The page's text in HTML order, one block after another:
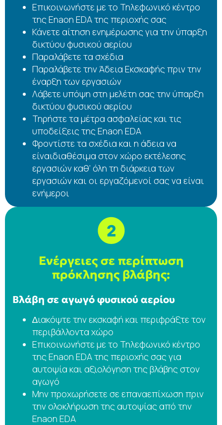
Επικοινωνήστε με το Τηλεφωνικό κέντρο
της Enaon EDA της περιοχής σας
Κάνετε αίτηση ενημέρωσης για την ύπαρξη
δικτύου φυσικού αερίου
Παραλάβετε τα σχέδια
Παραλάβετε την Άδεια Εκσκαφής πριν την
έναρξη των εργασιών
Λάβετε υπόψη στη μελέτη σας την ύπαρξη
δικτύου φυσικού αερίου
Τηρήστε τα μέτρα ασφαλείας και τις
υποδείξεις της Enaon EDA
Φροντίστε τα σχέδια και η άδεια να
είναιδιαθέσιμα στον χώρο εκτέλεσης
εργασιών καθ’ όλη τη διάρκεια των
εργασιών και οι εργαζόμενοί σας να είναι
ενήμεροι
Ενέργειες σε περίπτωση
πρόκλησης βλάβης:
Βλάβη σε αγωγό φυσικού αερίου
∆ιακόψτε την εκσκαφή και περιφράξτε τον
περιβάλλοντα χώρο
Επικοινωνήστε με το Τηλεφωνικό κέντρο
της Enaon EDA της περιοχής σας για
αυτοψία και αξιολόγηση της βλάβης στον
αγωγό
Μην προχωρήσετε σε επαναεπίχωση πριν
την ολοκλήρωση της αυτοψίας από την
Enaon EDA